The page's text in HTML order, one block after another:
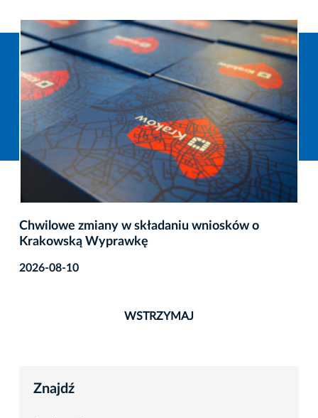
Chwilowe zmiany w składaniu wniosków o
Krakowską Wyprawkę
2026-08-10
WSTRZYMAJ
Znajdź